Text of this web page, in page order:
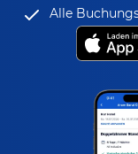
Alle